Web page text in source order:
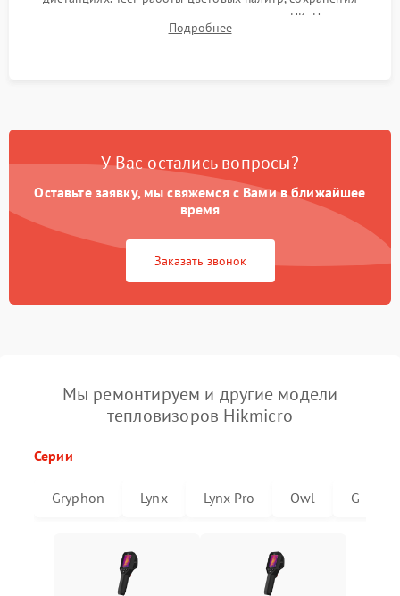
термограмм в память и передачи данных на ПК. Проверка
автономности работы и итоговый контроль качества.
Подробнее
У Вас остались вопросы?
Оставьте заявку, мы свяжемся с Вами в ближайшее
время
Заказать звонок
Мы ремонтируем и другие модели
тепловизоров Hikmicro
Серии
Gryphon Lynx Lynx Pro Owl G